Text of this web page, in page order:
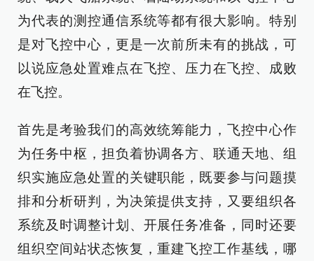
为代表的测控通信系统等都有很大影响。特别
是对飞控中心，更是一次前所未有的挑战，可
以说应急处置难点在飞控、压力在飞控、成败
在飞控。
首先是考验我们的高效统筹能力，飞控中心作
为任务中枢，担负着协调各方、联通天地、组
织实施应急处置的关键职能，既要参与问题摸
排和分析研判，为决策提供支持，又要组织各
系统及时调整计划、开展任务准备，同时还要
组织空间站状态恢复，重建飞控工作基线，哪